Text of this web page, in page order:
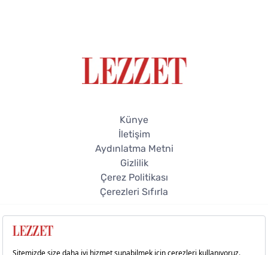
Künye
İletişim
Aydınlatma Metni
Gizlilik
Çerez Politikası
Çerezleri Sıfırla